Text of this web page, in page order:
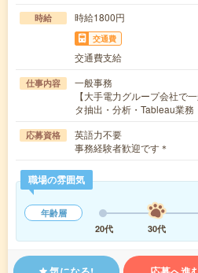
時給 時給1800円
交通費
交通費支給
仕事内容
一般事務
【大手電力グループ会社で
タ抽出・分析・Tableau業
応募資格
英語力不要
事務経験者歓迎です＊
職場の雰囲気
年齢層
20代
30代